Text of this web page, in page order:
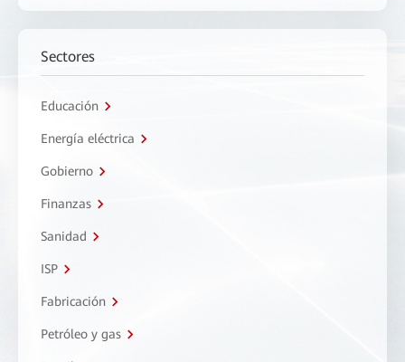
Sectores
Educación
Energía eléctrica
Gobierno
Finanzas
Sanidad
ISP
Fabricación
Petróleo y gas